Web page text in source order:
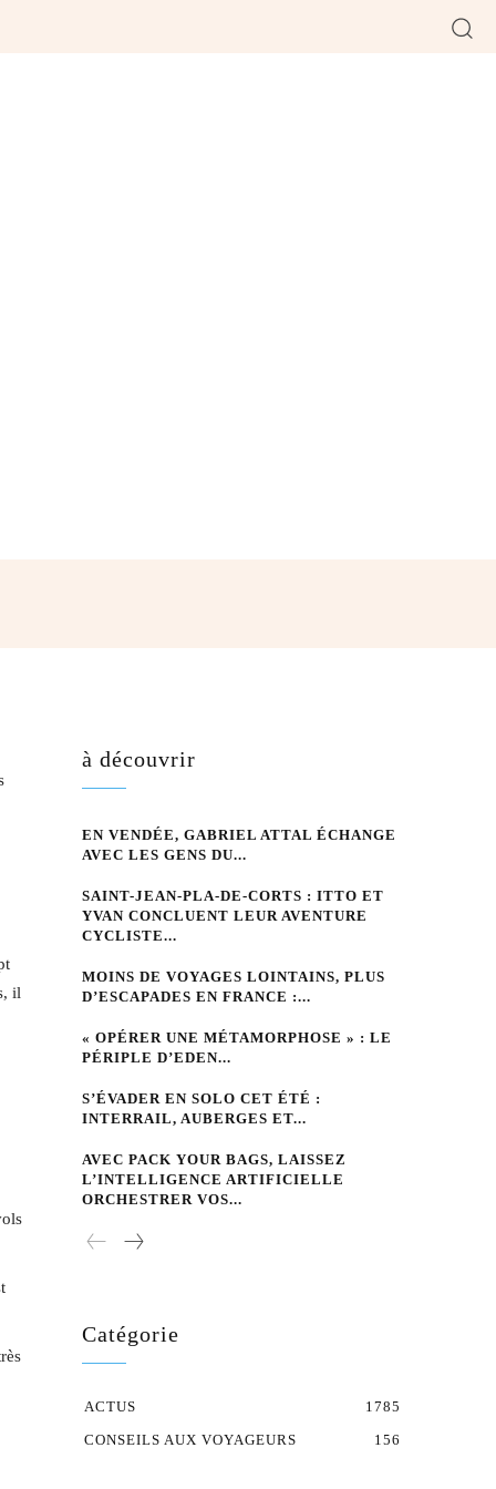
il
à découvrir
EN VENDÉE, GABRIEL ATTAL ÉCHANGE
AVEC LES GENS DU...
SAINT-JEAN-PLA-DE-CORTS : ITTO ET
YVAN CONCLUENT LEUR AVENTURE
CYCLISTE...
MOINS DE VOYAGES LOINTAINS, PLUS
D’ESCAPADES EN FRANCE :...
« OPÉRER UNE MÉTAMORPHOSE » : LE
PÉRIPLE D’EDEN...
S’ÉVADER EN SOLO CET ÉTÉ :
INTERRAIL, AUBERGES ET...
AVEC PACK YOUR BAGS, LAISSEZ
L’INTELLIGENCE ARTIFICIELLE
ORCHESTRER VOS...
Catégorie
ACTUS
1785
CONSEILS AUX VOYAGEURS
156